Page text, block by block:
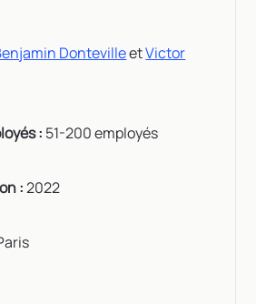
DontevilleetVictor
: 51-200 employés
:2022